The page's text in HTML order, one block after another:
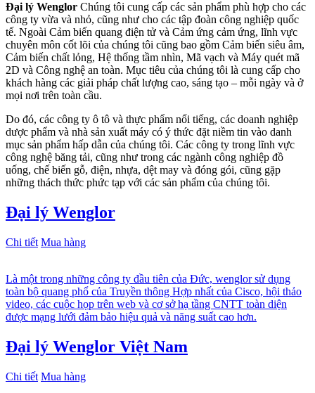
Đại lý Wenglor Chúng tôi cung cấp các sản phẩm phù hợp cho các
công ty vừa và nhỏ, cũng như cho các tập đoàn công nghiệp quốc
tế. Ngoài Cảm biến quang điện tử và Cảm ứng cảm ứng, lĩnh vực
chuyên môn cốt lõi của chúng tôi cũng bao gồm Cảm biến siêu âm,
Cảm biến chất lỏng, Hệ thống tầm nhìn, Mã vạch và Máy quét mã
2D và Công nghệ an toàn. Mục tiêu của chúng tôi là cung cấp cho
khách hàng các giải pháp chất lượng cao, sáng tạo – mỗi ngày và ở
mọi nơi trên toàn cầu.
Do đó, các công ty ô tô và thực phẩm nổi tiếng, các doanh nghiệp
dược phẩm và nhà sản xuất máy có ý thức đặt niềm tin vào danh
mục sản phẩm hấp dẫn của chúng tôi. Các công ty trong lĩnh vực
công nghệ băng tải, cũng như trong các ngành công nghiệp đồ
uống, chế biến gỗ, điện, nhựa, dệt may và đóng gói, cũng gặp
những thách thức phức tạp với các sản phẩm của chúng tôi.
Đại lý Wenglor
Chi tiết Mua hàng
Là một trong những công ty đầu tiên của Đức, wenglor sử dụng
toàn bộ quang phổ của Truyền thông Hợp nhất của Cisco, hội thảo
video, các cuộc họp trên web và cơ sở hạ tầng CNTT toàn diện
được mạng lưới đảm bảo hiệu quả và năng suất cao hơn.
Đại lý Wenglor Việt Nam
Chi tiết Mua hàng